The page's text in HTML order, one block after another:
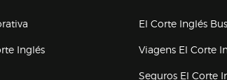
Inglés(abre en nueva ventana)
El Corte Inglés
Viagens El Corte
Seguros El Corte
corte inglés